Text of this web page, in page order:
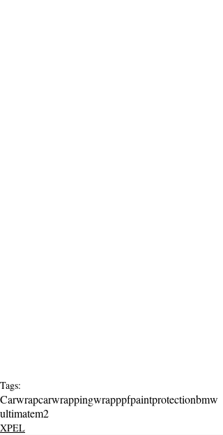
Tags:
Carwrapcarwrappingwrapppfpaintprotectionbmw
ultimatem2
XPEL